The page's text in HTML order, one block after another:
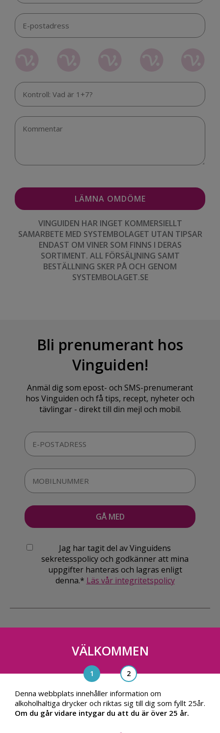
VINGUIDEN HAR INGET KOMMERSIELLT
SAMARBETE MED SYSTEMBOLAGET UTAN TIPSAR
ENDAST OM VINER SOM FINNS I DERAS
SORTIMENT. ALL FÖRSÄLJNING SAMT
BESTÄLLNING SKER PÅ OCH GENOM
SYSTEMBOLAGET.SE
Bli prenumerant hos
Vinguiden!
Anmäl dig som epost- och SMS-prenumerant
hos Vinguiden och få tips, recept, nyheter och
tävlingar - direkt till din mejl och mobil.
Jag har tagit del av Vinguidens
sekretesspolicy och godkänner att mina
uppgifter hanteras och lagras enligt
denna.* Läs vår integritetspolicy
Vinguiden Nordic AB
Blasieholmsgatan 4A, 111 48, Stockholm
info@vinguiden.com
VÄLKOMMEN
Denna webbplats innehåller information om
alkoholhaltiga drycker och riktas sig till dig som fyllt 25år.
Om du går vidare intygar du att du är över 25 år.